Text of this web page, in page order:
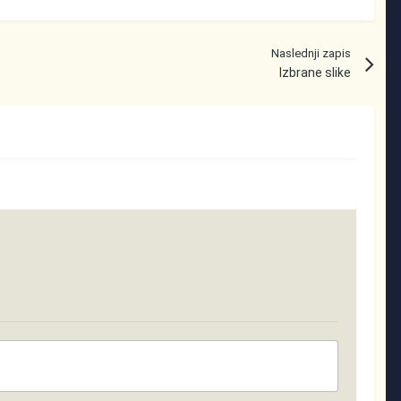
Naslednji zapis
Izbrane slike